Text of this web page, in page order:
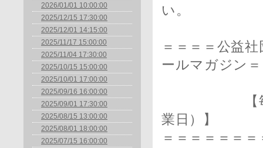
2026/01/01 10:00:00
2025/12/15 17:30:00
2025/12/01 14:15:00
2025/11/17 15:00:00
2025/11/04 17:30:00
2025/10/15 15:00:00
2025/10/01 17:00:00
2025/09/16 16:00:00
2025/09/01 17:30:00
2025/08/15 13:00:00
2025/08/01 18:00:00
2025/07/15 16:00:00
い。
＝＝＝＝公益
ールマガジン
【毎月1日
業日）】
＝＝＝＝＝＝